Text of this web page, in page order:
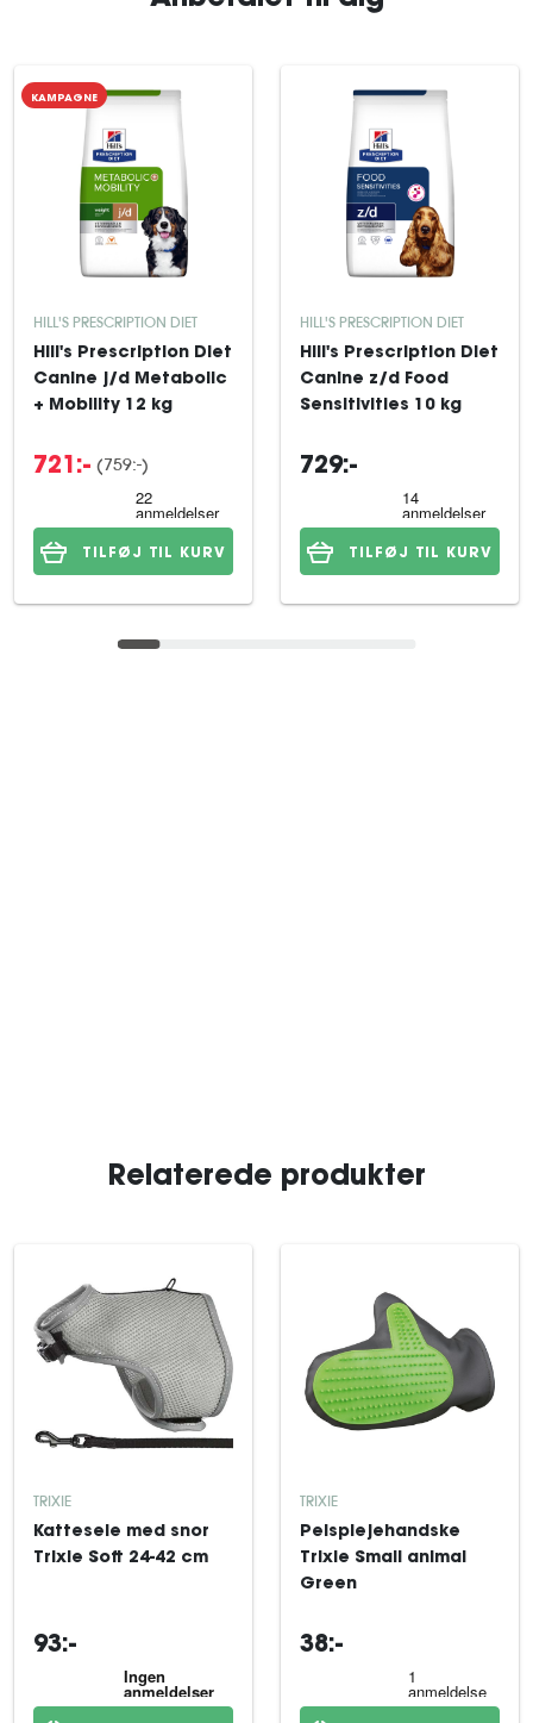
KAMPAGNE
HILL'S PRESCRIPTION DIET
Hill's Prescription Diet
Canine j/d Metabolic
+ Mobility 12 kg
721:- (759:-)
TILFØJ TIL KURV
HILL'S PRESCRIPTION DIET
Hill's Prescription Diet
Canine z/d Food
Sensitivities 10 kg
729:-
TILFØJ TIL KURV
Relaterede produkter
TRIXIE
Kattesele med snor
Trixie Soft 24-42 cm
93:-
TRIXIE
Pelsplejehandske
Trixie Small animal
Green
38:-